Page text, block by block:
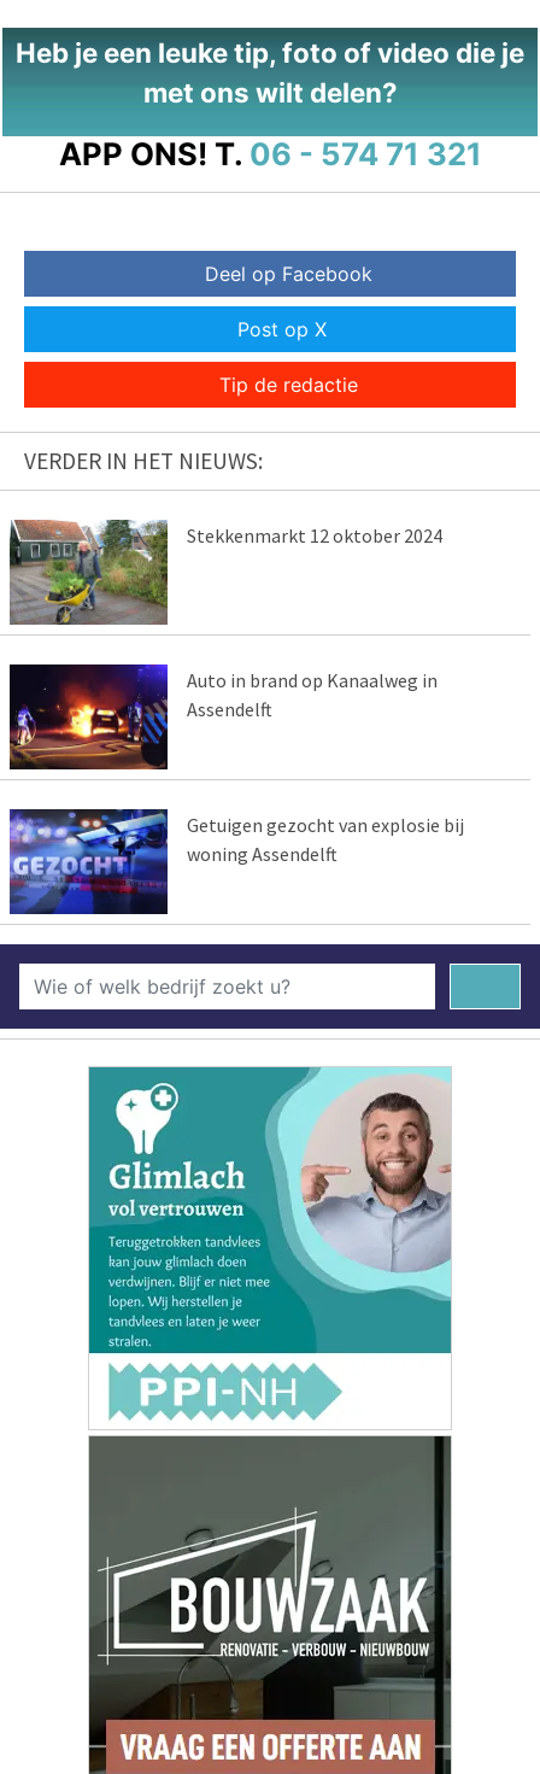
Heb je een leuke tip, foto of video die je
met ons wilt delen?
APP ONS! T. 06 - 574 71 321
Deel op Facebook
Post op X
Tip de redactie
VERDER IN HET NIEUWS:
Stekkenmarkt 12 oktober 2024
Auto in brand op Kanaalweg in
Assendelft
Getuigen gezocht van explosie bij
woning Assendelft